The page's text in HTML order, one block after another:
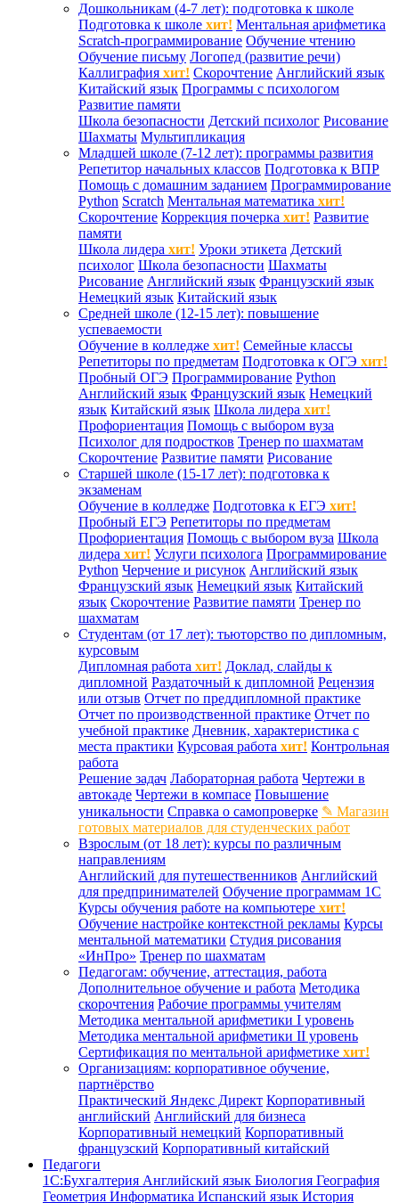
Дошкольникам (4-7 лет): подготовка к школе
Подготовка к школе хит! Ментальная арифметика
Scratch-программирование Обучение чтению
Обучение письму Логопед (развитие речи)
Каллиграфия хит! Скорочтение Английский язык
Китайский язык Программы с психологом
Развитие памяти
Школа безопасности Детский психолог Рисование
Шахматы Мультипликация
Младшей школе (7-12 лет): программы развития
Репетитор начальных классов Подготовка к ВПР
Помощь с домашним заданием Программирование
Python Scratch Ментальная математика хит!
Скорочтение Коррекция почерка хит! Развитие
памяти
Школа лидера хит! Уроки этикета Детский
психолог Школа безопасности Шахматы
Рисование Английский язык Французский язык
Немецкий язык Китайский язык
Средней школе (12-15 лет): повышение
успеваемости
Обучение в колледже хит! Семейные классы
Репетиторы по предметам Подготовка к ОГЭ хит!
Пробный ОГЭ Программирование Python
Английский язык Французский язык Немецкий
язык Китайский язык Школа лидера хит!
Профориентация Помощь с выбором вуза
Психолог для подростков Тренер по шахматам
Скорочтение Развитие памяти Рисование
Старшей школе (15-17 лет): подготовка к
экзаменам
Обучение в колледже Подготовка к ЕГЭ хит!
Пробный ЕГЭ Репетиторы по предметам
Профориентация Помощь с выбором вуза Школа
лидера хит! Услуги психолога Программирование
Python Черчение и рисунок Английский язык
Французский язык Немецкий язык Китайский
язык Скорочтение Развитие памяти Тренер по
шахматам
Студентам (от 17 лет): тьюторство по дипломным,
курсовым
Дипломная работа хит! Доклад, слайды к
дипломной Раздаточный к дипломной Рецензия
или отзыв Отчет по преддипломной практике
Отчет по производственной практике Отчет по
учебной практике Дневник, характеристика с
места практики Курсовая работа хит! Контрольная
работа
Решение задач Лабораторная работа Чертежи в
автокаде Чертежи в компасе Повышение
уникальности Справка о самопроверке ✎ Магазин
готовых материалов для студенческих работ
Взрослым (от 18 лет): курсы по различным
направлениям
Английский для путешественников Английский
для предпринимателей Обучение программам 1С
Курсы обучения работе на компьютере хит!
Обучение настройке контекстной рекламы Курсы
ментальной математики Студия рисования
«ИнПро» Тренер по шахматам
Педагогам: обучение, аттестация, работа
Дополнительное обучение и работа Методика
скорочтения Рабочие программы учителям
Методика ментальной арифметики I уровень
Методика ментальной арифметики II уровень
Сертификация по ментальной арифметике хит!
Организациям: корпоративное обучение,
партнёрство
Практический Яндекс Директ Корпоративный
английский Английский для бизнеса
Корпоративный немецкий Корпоративный
французский Корпоративный китайский
Педагоги
1С:Бухгалтерия Английский язык Биология География
Геометрия Информатика Испанский язык История